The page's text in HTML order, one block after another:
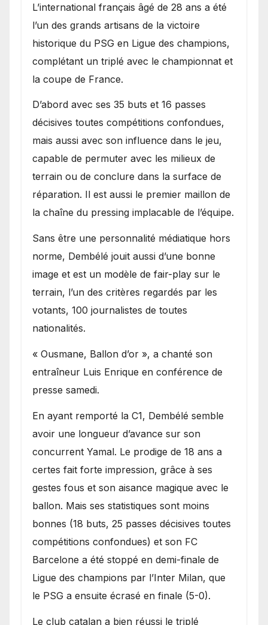
L’international français âgé de 28 ans a été
l’un des grands artisans de la victoire
historique du PSG en Ligue des champions,
complétant un triplé avec le championnat et
la coupe de France.
D’abord avec ses 35 buts et 16 passes
décisives toutes compétitions confondues,
mais aussi avec son influence dans le jeu,
capable de permuter avec les milieux de
terrain ou de conclure dans la surface de
réparation. Il est aussi le premier maillon de
la chaîne du pressing implacable de l’équipe.
Sans être une personnalité médiatique hors
norme, Dembélé jouit aussi d’une bonne
image et est un modèle de fair-play sur le
terrain, l’un des critères regardés par les
votants, 100 journalistes de toutes
nationalités.
« Ousmane, Ballon d’or », a chanté son
entraîneur Luis Enrique en conférence de
presse samedi.
En ayant remporté la C1, Dembélé semble
avoir une longueur d’avance sur son
concurrent Yamal. Le prodige de 18 ans a
certes fait forte impression, grâce à ses
gestes fous et son aisance magique avec le
ballon. Mais ses statistiques sont moins
bonnes (18 buts, 25 passes décisives toutes
compétitions confondues) et son FC
Barcelone a été stoppé en demi-finale de
Ligue des champions par l’Inter Milan, que
le PSG a ensuite écrasé en finale (5-0).
Le club catalan a bien réussi le triplé